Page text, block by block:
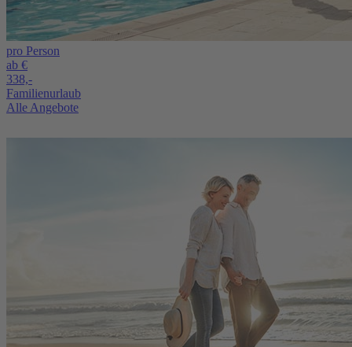
pro Person
ab €
338,-
Familienurlaub
Alle Angebote